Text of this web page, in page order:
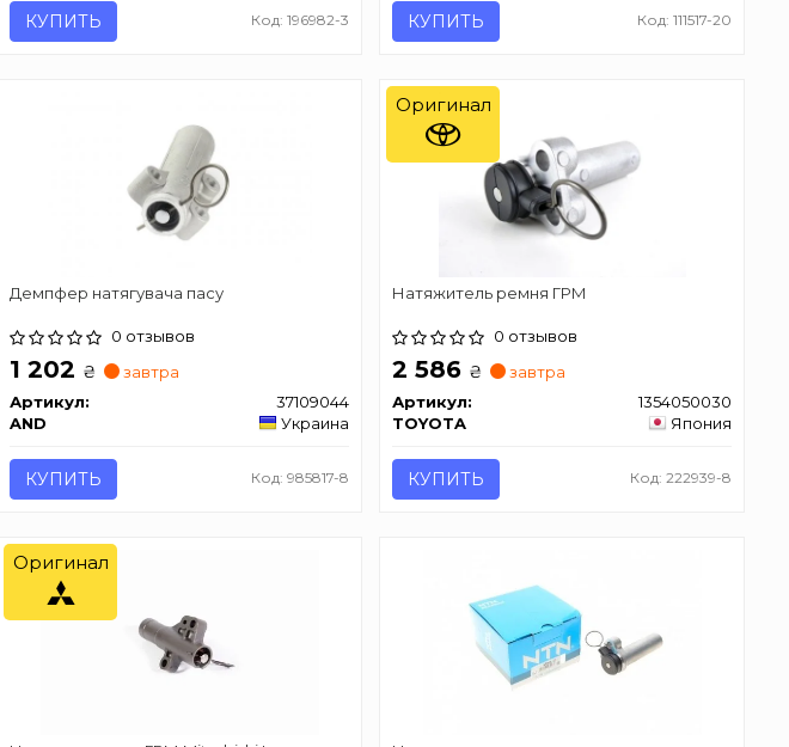
КУПИТЬ Код: 196982-3 КУПИТЬ Код: 111517-20
Демпфер натягувача пасу
0 отзывов
1 202 ₴
завтра
Артикул:
37109044
AND
Украина
КУПИТЬ Код: 985817-8
Натяжитель ремня ГРМ
0 отзывов
2 586 ₴
завтра
Артикул:
1354050030
TOYOTA
Япония
КУПИТЬ Код: 222939-8
Оригинал
Оригинал